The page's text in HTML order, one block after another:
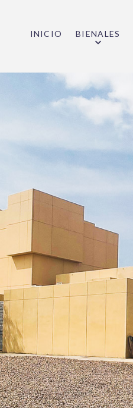
INICIO BIENALES